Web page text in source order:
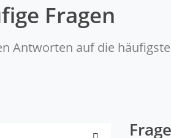
Fragen
Antworten auf die